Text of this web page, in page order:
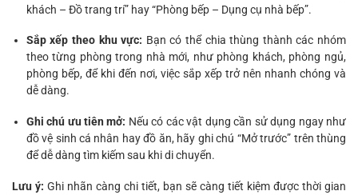
khách – Đồ trang trí” hay “Phòng bếp – Dụng cụ nhà bếp”.
Sắp xếp theo khu vực: Bạn có thể chia thùng thành các nhóm
theo từng phòng trong nhà mới, như phòng khách, phòng ngủ,
phòng bếp, để khi đến nơi, việc sắp xếp trở nên nhanh chóng và
dễ dàng.
Ghi chú ưu tiên mở: Nếu có các vật dụng cần sử dụng ngay như
đồ vệ sinh cá nhân hay đồ ăn, hãy ghi chú “Mở trước” trên thùng
để dễ dàng tìm kiếm sau khi di chuyển.
Lưu ý: Ghi nhãn càng chi tiết, bạn sẽ càng tiết kiệm được thời gian